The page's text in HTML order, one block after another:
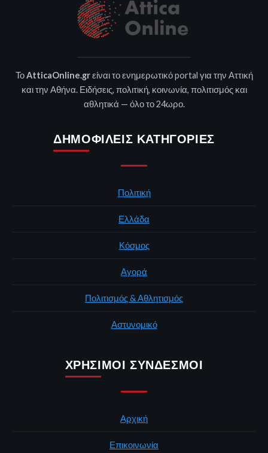
ΤοAtticaOnline.grείναι το ενημερωτικό portal για την Αττική
και την Αθήνα. Ειδήσεις, πολιτική, κοινωνία, πολιτισμός και
αθλητικά — όλο το 24ωρο.
ΔΗΜΟΦΙΛΕΊΣ ΚΑΤΗΓΟΡΊΕΣ
Πολιτική
Ελλάδα
Κόσμος
Αγορά
Πολιτισμός & Αθλητισμός
Αστυνομικό
ΧΡΉΣΙΜΟΙ ΣΎΝΔΕΣΜΟΙ
Αρχική
Επικοινωνία